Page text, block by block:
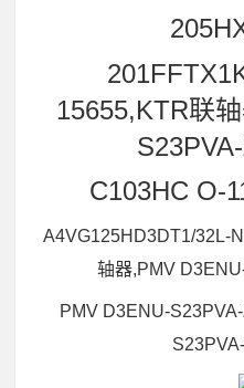
15655,KTR联
C103HC O-
A4VG125HD3DT1/32L-
轴器,PMV
PMV D3ENU-